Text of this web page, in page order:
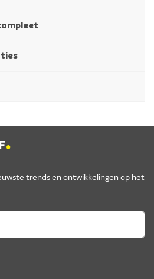
.
trends en ontwikkelingen op het